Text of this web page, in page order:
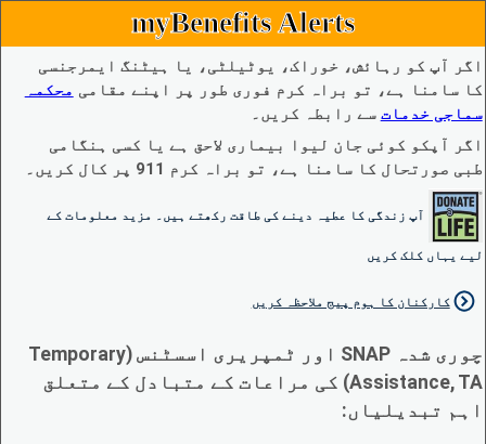
myBenefits Alerts
اگر آپ کو رہائش، خوراک، یوٹیلٹی، یا ہیٹنگ ایمرجنسی
کا سامنا ہے، تو براہ کرم فوری طور پر اپنے مقامی محکمہ
سماجی خدمات سے رابطہ کریں۔
اگر آپکو کوئی جان لیوا بیماری لاحق ہے یا کسی ہنگامی
طبی صورتحال کا سامنا ہے، تو براہ کرم 911 پر کال کریں۔
آپ زندگی کا عطیہ دینے کی طاقت رکھتے ہیں۔ مزید معلومات کے
لیے یہاں کلک کریں
کارکنان کا ہوم پیج ملاحظہ کریں
چوری شدہ SNAP اور ٹمپریری اسسٹنس (Temporary
Assistance, TA) کی مراعات کے متبادل کے متعلق
اہم تبدیلیاں: